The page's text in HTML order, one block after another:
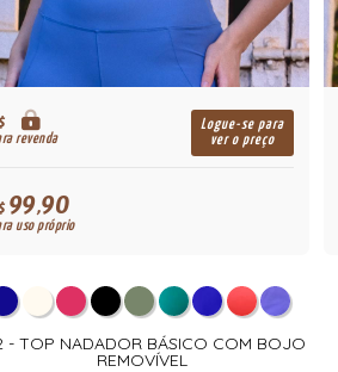
revenda
Logue-se para
ver o preço
99,90
uso próprio
- TOP NADADOR BÁSICO COM BOJO
REMOVÍVEL